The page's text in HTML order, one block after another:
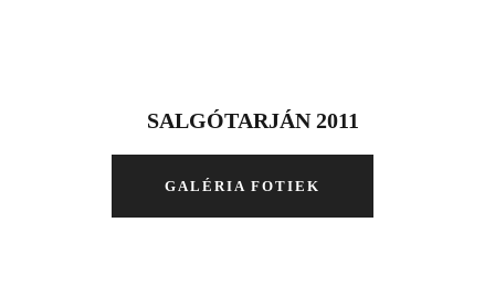
SALGÓTARJÁN 2011
GALÉRIA FOTIEK